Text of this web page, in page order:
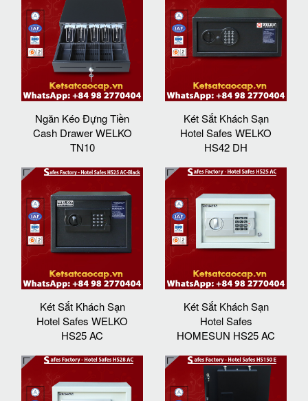
Ngăn Kéo Đựng Tiền
Cash Drawer WELKO
TN10
Két Sắt Khách Sạn
Hotel Safes WELKO
HS42 DH
Két Sắt Khách Sạn
Hotel Safes WELKO
HS25 AC
Két Sắt Khách Sạn
Hotel Safes
HOMESUN HS25 AC